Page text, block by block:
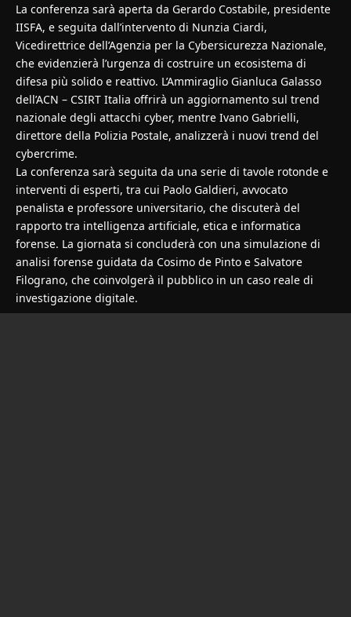
La conferenza sarà aperta da Gerardo Costabile, presidente
IISFA, e seguita dall’intervento di Nunzia Ciardi,
Vicedirettrice dell’Agenzia per la Cybersicurezza Nazionale,
che evidenzierà l’urgenza di costruire un ecosistema di
difesa più solido e reattivo. L’Ammiraglio Gianluca Galasso
dell’ACN – CSIRT Italia offrirà un aggiornamento sul trend
nazionale degli attacchi cyber, mentre Ivano Gabrielli,
direttore della Polizia Postale, analizzerà i nuovi trend del
cybercrime.
La conferenza sarà seguita da una serie di tavole rotonde e
interventi di esperti, tra cui Paolo Galdieri, avvocato
penalista e professore universitario, che discuterà del
rapporto tra intelligenza artificiale, etica e informatica
forense. La giornata si concluderà con una simulazione di
analisi forense guidata da Cosimo de Pinto e Salvatore
Filograno, che coinvolgerà il pubblico in un caso reale di
investigazione digitale.